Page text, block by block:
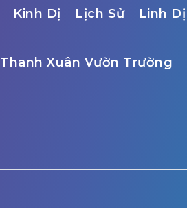
Kinh Dị Lịch Sử Linh Dị
Thanh Xuân Vườn Trường